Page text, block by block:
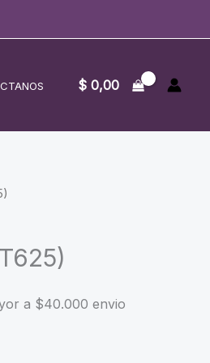
$0,00
a $40.000 envio